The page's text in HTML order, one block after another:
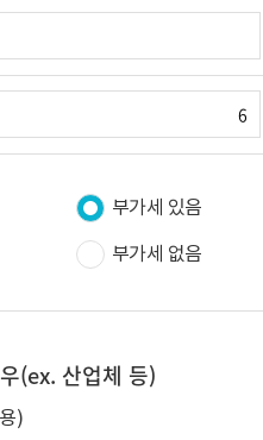
부가세 있음
부가세 없음
(ex. 산업체 등)
)